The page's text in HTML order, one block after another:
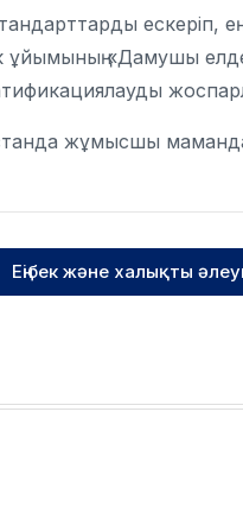
ескеріп, ең
ұйымының «Дамушы
жұмысшы
Еңібек және халықты